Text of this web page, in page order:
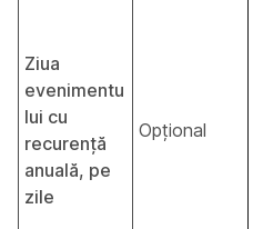
Ziua
evenimentu
lui cu
recurență
anuală, pe
zile
Opțional